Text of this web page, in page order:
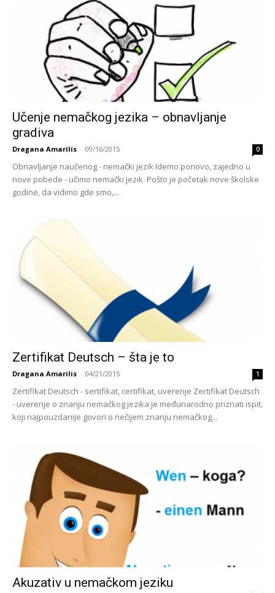
Učenje nemačkog jezika – obnavljanje
gradiva
Dragana Amarilis - 09/16/2015 0
Obnavljanje naučenog - nemački jezik Idemo ponovo, zajedno u
nove pobede - učimo nemački jezik. Pošto je početak nove školske
godine, da vidimo gde smo,...
Zertifikat Deutsch – šta je to
Dragana Amarilis - 04/21/2015 1
Zertifikat Deutsch - sertifikat, certifikat, uverenje Zertifikat Deutsch
- uverenje o znanju nemačkog jezika je međunarodno priznati ispit,
koji najpouzdanije govori o nečijem znanju nemačkog...
Akuzativ u nemačkom jeziku